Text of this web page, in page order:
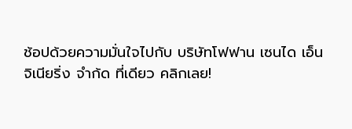
ช้อปด้วยความมั่นใจไปกับ บริษัทโฟฟาน เซนได เอ็น
จิเนียริ่ง จำก้ด ที่เดียว คลิกเลย!